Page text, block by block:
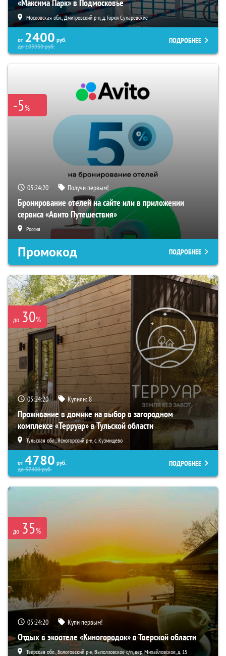
«Максима Парк» в Подмосковье
Московская обл., Дмитровский р-н, д. Горки Сухаревские
от 2400 руб.
до103950руб.
ПОДРОБНЕЕ
-5%
05:24:19 Получи первым!
Бронирование отелей на сайте или в приложении
сервиса «Авито Путешествия»
Россия
Промокод ПОДРОБНЕЕ
до 30%
05:24:19 Купили:8
Проживание в домике на выбор в загородном
комплексе «Терруар» в Тульской области
Тульская обл., Ясногорский р-н, с. Кузмищево
от 4780 руб.
до57400руб.
ПОДРОБНЕЕ
до 35%
05:24:19 Купи первым!
Отдых в экоотеле «Киногородок» в Тверской области
Тверская обл., Бологовский р-н, Выползовское с/п, дер. Михайловское, д. 15